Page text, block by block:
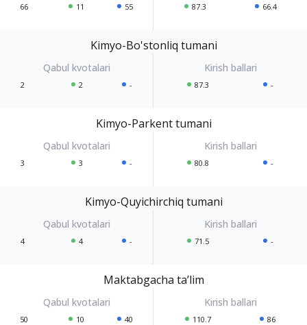
66 11 55 87.3 66.4
Kimyo-Bo'stonliq tumani
2 2 - 87.3 -
Kimyo-Parkent tumani
3 3 - 80.8 -
Kimyo-Quyichirchiq tumani
4 4 - 71.5 -
Maktabgacha ta’lim
50 10 40 110.7 86